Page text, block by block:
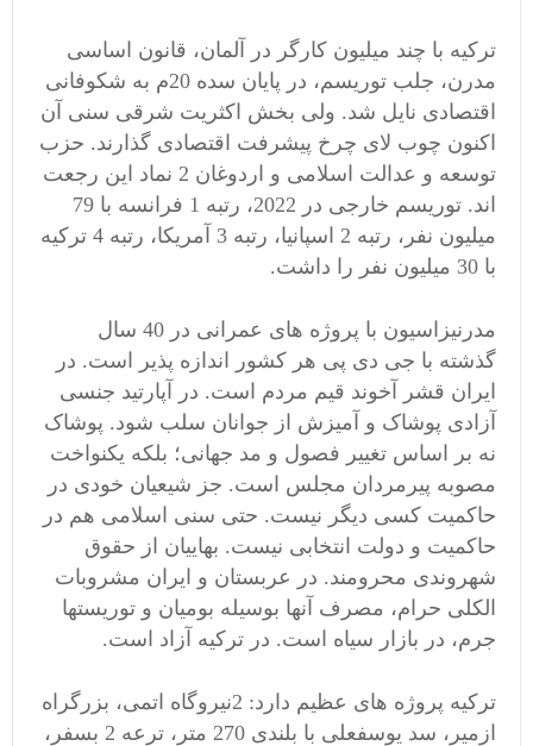
ترکیه با چند میلیون کارگر در آلمان، قانون اساسی
مدرن، جلب توریسم، در پایان سده 20م به شکوفانی
اقتصادی نایل شد. ولی بخش اکثریت شرقی سنی آن
اکنون چوب لای چرخ پیشرفت اقتصادی گذارند. حزب
توسعه و عدالت اسلامی و اردوغان 2 نماد این رجعت
اند. توریسم خارجی در 2022، رتبه 1 فرانسه با 79
میلیون نفر، رتبه 2 اسپانیا، رتبه 3 آمریکا، رتبه 4 ترکیه
با 30 میلیون نفر را داشت.
مدرنیزاسیون با پروژه های عمرانی در 40 سال
گذشته با جی دی پی هر کشور اندازه پذیر است. در
ایران قشر آخوند قیم مردم است. در آپارتید جنسی
آزادی پوشاک و آمیزش از جوانان سلب شود. پوشاک
نه بر اساس تغییر فصول و مد جهانی؛ بلکه یکنواخت
مصوبه پیرمردان مجلس است. جز شیعیان خودی در
حاکمیت کسی دیگر نیست. حتی سنی اسلامی هم در
حاکمیت و دولت انتخابی نیست. بهاییان از حقوق
شهروندی محرومند. در عربستان و ایران مشروبات
الکلی حرام، مصرف آنها بوسیله بومیان و توریستها
جرم، در بازار سیاه است. در ترکیه آزاد است.
ترکیه پروژه های عظیم دارد: 2نیروگاه اتمی، بزرگراه
ازمیر، سد یوسفعلی با بلندی 270 متر، ترعه 2 بسفر،